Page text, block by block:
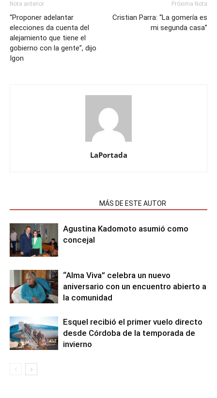
Nota anterior
“Proponer adelantar
elecciones da cuenta del
alejamiento que tiene el
gobierno con la gente”, dijo
Igon
Próxima Nota
Cristian Parra: “La gomería es
mi segunda casa”
LaPortada
MÁS DE ESTE AUTOR
Agustina Kadomoto asumió como
concejal
“Alma Viva” celebra un nuevo
aniversario con un encuentro abierto a
la comunidad
Esquel recibió el primer vuelo directo
desde Córdoba de la temporada de
invierno